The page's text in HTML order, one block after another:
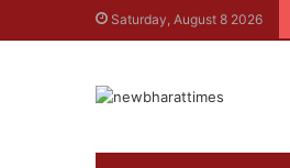
Saturday, August 8 2026